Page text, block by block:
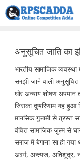
Skip
to
अनुसूचित जाति का
भारतीय सामाजिक
समझी जाने वाली
घोर अन्याय शोषण अपमान
जिसका दुष्परिणाम यह हुआ
मानसिक गुलामी से त्रस्त
वंचित सामाजिक जुल्म से
समाज में बेगाना-सा हो
अवर्ग, अन्त्यज, अतिशूद्र,